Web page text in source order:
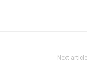
Next article